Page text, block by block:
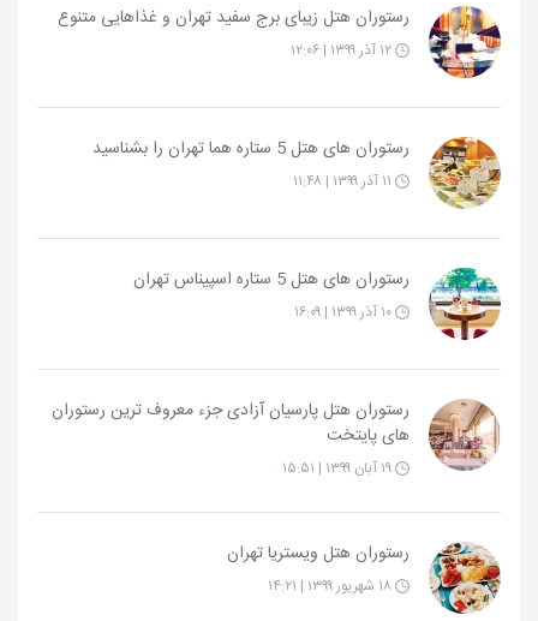
رستوران هتل زیبای برج سفید تهران و غذاهایی متنوع
رستوران های هتل 5 ستاره هما تهران را بشناسید
رستوران های هتل 5 ستاره اسپیناس تهران
رستوران هتل پارسیان آزادی جزء معروف ترین رستوران
های پایتخت
رستوران هتل ویستریا تهران